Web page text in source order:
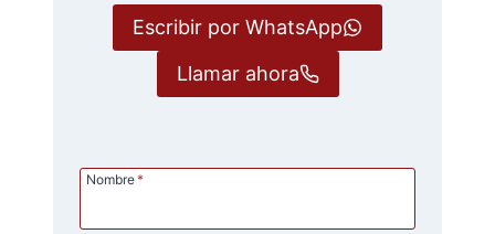
Escribir por WhatsApp
Llamar ahora
Nombre*